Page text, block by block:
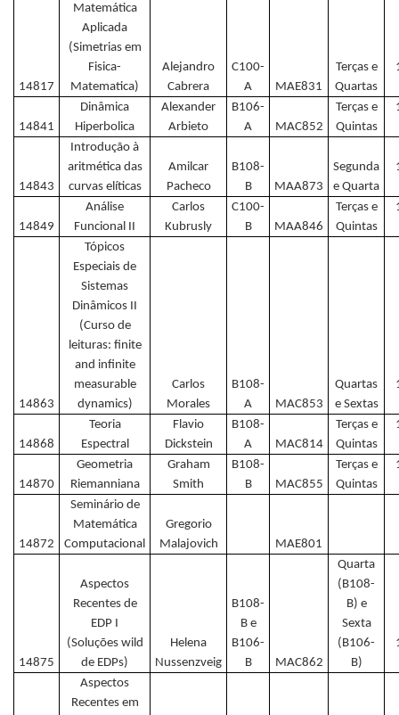
14817
Matemática
Aplicada
(Simetrias em
Fisica-
Matematica)
Alejandro
Cabrera
C100-
A
MAE831
Terças e
Quartas
14841
Dinâmica
Hiperbolica
Alexander
Arbieto
B106-
A
MAC852
Terças e
Quintas
14843
Introdução à
aritmética das
curvas elíticas
Amilcar
Pacheco
B108-
B
MAA873
Segunda
e Quarta
14849
Análise
Funcional II
Carlos
Kubrusly
C100-
B
MAA846
Terças e
Quintas
14863
Tópicos
Especiais de
Sistemas
Dinâmicos II
(Curso de
leituras: finite
and infinite
measurable
dynamics)
Carlos
Morales
B108-
A
MAC853
Quartas
e Sextas
14868
Teoria
Espectral
Flavio
Dickstein
B108-
A
MAC814
Terças e
Quintas
14870
Geometria
Riemanniana
Graham
Smith
B108-
B
MAC855
Terças e
Quintas
14872
Seminário de
Matemática
Computacional
Gregorio
Malajovich
MAE801
14875
Aspectos
Recentes de
EDP I
(Soluções wild
de EDPs)
Helena
Nussenzveig
B108-
B e
B106-
B
MAC862
Quarta
(B108-
B) e
Sexta
(B106-
B)
Aspectos
Recentes em